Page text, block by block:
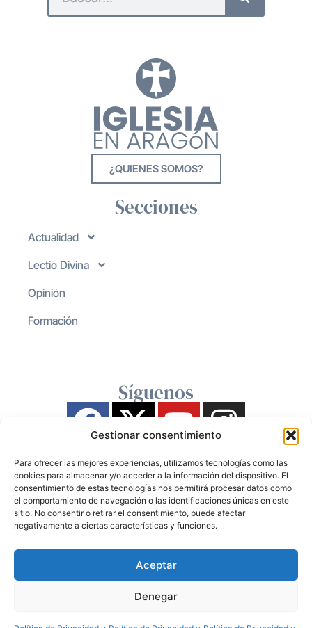
Gestionar consentimiento
Para ofrecer las mejores experiencias, utilizamos tecnologías como las
cookies para almacenar y/o acceder a la información del dispositivo. El
consentimiento de estas tecnologías nos permitirá procesar datos como
el comportamiento de navegación o las identificaciones únicas en este
sitio. No consentir o retirar el consentimiento, puede afectar
negativamente a ciertas características y funciones.
Aceptar
Denegar
¿QUIENES SOMOS?
Secciones
Actualidad
Lectio Divina
Opinión
Formación
Síguenos